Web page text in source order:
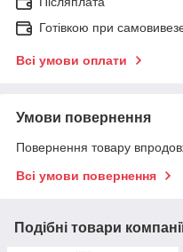
Готівкою при
Всі умови оплати
Умови повернення
Повернення товару
Всі умови повернення
Подібні товари